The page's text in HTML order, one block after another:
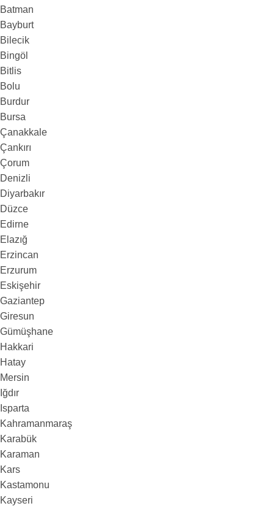
Batman
Bayburt
Bilecik
Bingöl
Bitlis
Bolu
Burdur
Bursa
Çanakkale
Çankırı
Çorum
Denizli
Diyarbakır
Düzce
Edirne
Elazığ
Erzincan
Erzurum
Eskişehir
Gaziantep
Giresun
Gümüşhane
Hakkari
Hatay
Mersin
Iğdır
Isparta
Kahramanmaraş
Karabük
Karaman
Kars
Kastamonu
Kayseri